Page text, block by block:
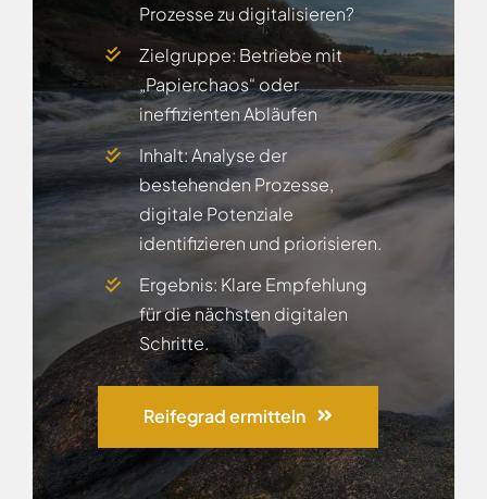
Prozesse zu digitalisieren?
Zielgruppe: Betriebe mit
„Papierchaos“ oder
ineffizienten Abläufen
Inhalt: Analyse der
bestehenden Prozesse,
digitale Potenziale
identifizieren und priorisieren.
Ergebnis: Klare Empfehlung
für die nächsten digitalen
Schritte.
Reifegrad ermitteln